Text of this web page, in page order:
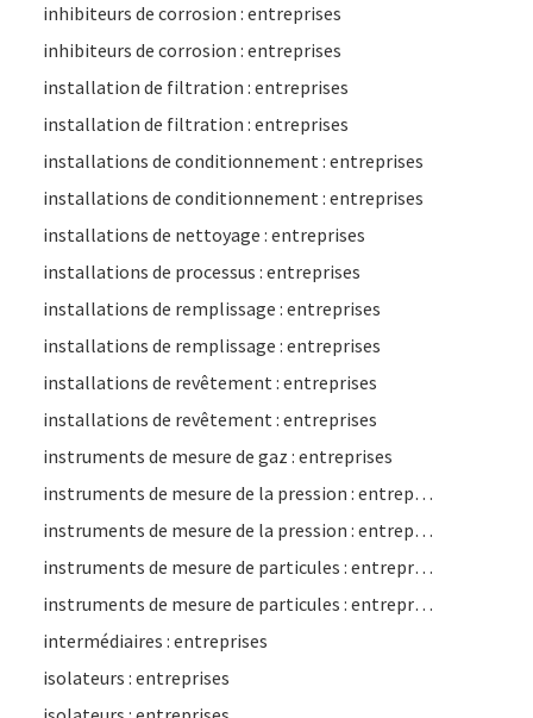
inhibiteurs de corrosion : entreprises
inhibiteurs de corrosion : entreprises
installation de filtration : entreprises
installation de filtration : entreprises
installations de conditionnement : entreprises
installations de conditionnement : entreprises
installations de nettoyage : entreprises
installations de processus : entreprises
installations de remplissage : entreprises
installations de remplissage : entreprises
installations de revêtement : entreprises
installations de revêtement : entreprises
instruments de mesure de gaz : entreprises
instruments de mesure de la pression : entreprises
instruments de mesure de la pression : entreprises
instruments de mesure de particules : entreprises
instruments de mesure de particules : entreprises
intermédiaires : entreprises
isolateurs : entreprises